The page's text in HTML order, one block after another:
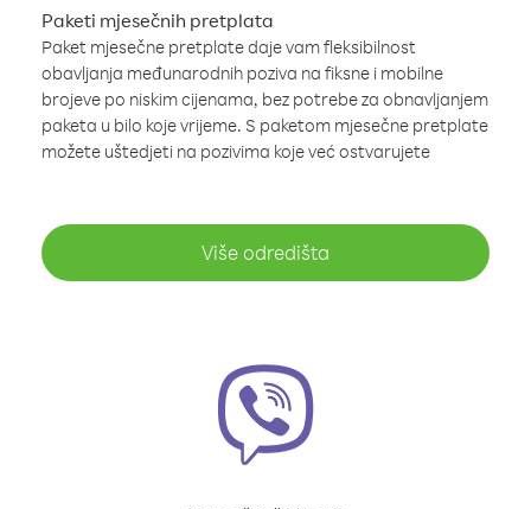
Paketi mjesečnih pretplata
Paket mjesečne pretplate daje vam fleksibilnost
obavljanja međunarodnih poziva na fiksne i mobilne
brojeve po niskim cijenama, bez potrebe za obnavljanjem
paketa u bilo koje vrijeme. S paketom mjesečne pretplate
možete uštedjeti na pozivima koje već ostvarujete
Više odredišta